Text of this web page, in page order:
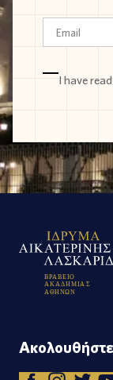
I have
ΒΡΑΒΕΙΟ
ΑΚΑΔΗΜΙΑ Σ
Α ΘΗΝΩΝ